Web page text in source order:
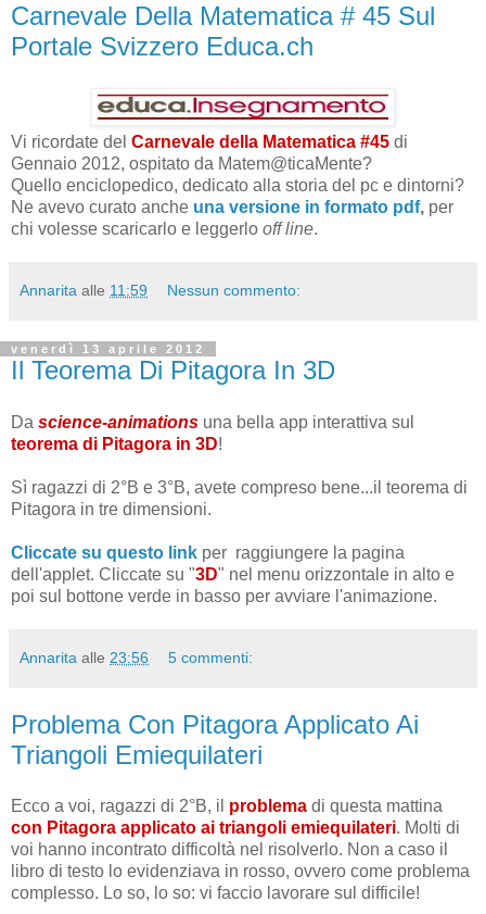
Carnevale Della Matematica # 45 Sul
Portale Svizzero Educa.ch
Vi ricordate del Carnevale della Matematica #45 di
Gennaio 2012, ospitato da Matem@ticaMente?
Quello enciclopedico, dedicato alla storia del pc e dintorni?
Ne avevo curato anche una versione in formato pdf, per
chi volesse scaricarlo e leggerlo off line.
Annarita alle 11:59 Nessun commento:
venerdì 13 aprile 2012
Il Teorema Di Pitagora In 3D
Da science-animations una bella app interattiva sul
teorema di Pitagora in 3D!
Sì ragazzi di 2°B e 3°B, avete compreso bene...il teorema di
Pitagora in tre dimensioni.
Cliccate su questo link per raggiungere la pagina
dell'applet. Cliccate su "3D" nel menu orizzontale in alto e
poi sul bottone verde in basso per avviare l'animazione.
Annarita alle 23:56 5 commenti:
Problema Con Pitagora Applicato Ai
Triangoli Emiequilateri
Ecco a voi, ragazzi di 2°B, il problema di questa mattina
con Pitagora applicato ai triangoli emiequilateri. Molti di
voi hanno incontrato difficoltà nel risolverlo. Non a caso il
libro di testo lo evidenziava in rosso, ovvero come problema
complesso. Lo so, lo so: vi faccio lavorare sul difficile!